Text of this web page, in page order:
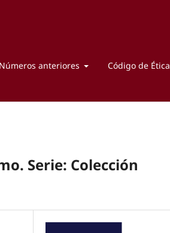
Números anteriores Código de Ética
Serie: Colección